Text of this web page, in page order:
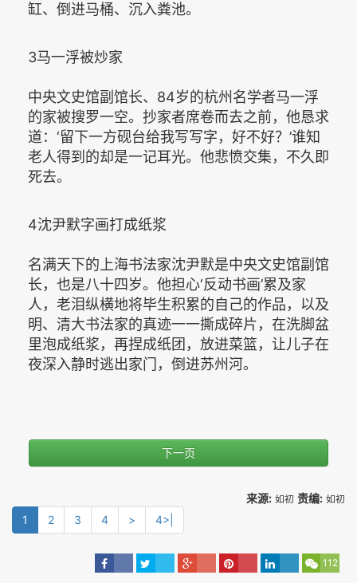
缸、倒进马桶、沉入粪池。
3马一浮被炒家
中央文史馆副馆长、84岁的杭州名学者马一浮
的家被搜罗一空。抄家者席卷而去之前，他恳求
道：‘留下一方砚台给我写写字，好不好？’谁知
老人得到的却是一记耳光。他悲愤交集，不久即
死去。
4沈尹默字画打成纸浆
名满天下的上海书法家沈尹默是中央文史馆副馆
长，也是八十四岁。他担心‘反动书画’累及家
人，老泪纵横地将毕生积累的自己的作品，以及
明、清大书法家的真迹一一撕成碎片，在洗脚盆
里泡成纸浆，再捏成纸团，放进菜篮，让儿子在
夜深入静时逃出家门，倒进苏州河。
下一页
1 2 3 4 > 4>|
来源: 如初 责编: 如初
112